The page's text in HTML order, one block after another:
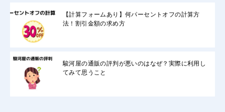
【計算フォームあり】何パーセントオフの計算方
法！割引金額の求め方
駿河屋の通販の評判が悪いのはなぜ？実際に利用し
てみて思うこと